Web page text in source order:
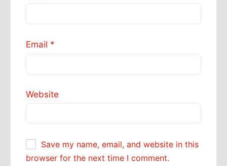
Email *
Website
Save my name, email, and website in this
browser for the next time I comment.